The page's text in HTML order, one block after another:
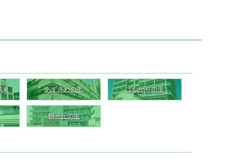
瀬 あずさわの里 はつかりの里
鶴ヶ丘の里